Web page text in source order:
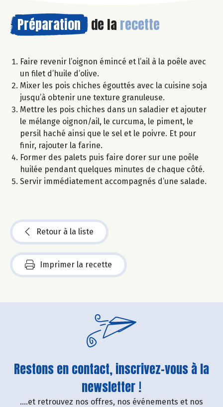
Préparation de la recette
Faire revenir l’oignon émincé et l’ail à la poêle avec
un filet d’huile d’olive.
Mixer les pois chiches égouttés avec la cuisine soja
jusqu’à obtenir une texture granuleuse.
Mettre les pois chiches dans un saladier et ajouter
le mélange oignon/ail, le curcuma, le piment, le
persil haché ainsi que le sel et le poivre. Et pour
finir, rajouter la farine.
Former des palets puis faire dorer sur une poêle
huilée pendant quelques minutes de chaque côté.
Servir immédiatement accompagnés d’une salade.
Retour à la liste
Imprimer la recette
Restons en contact, inscrivez-vous à la
newsletter !
....et retrouvez nos offres, nos événements et nos